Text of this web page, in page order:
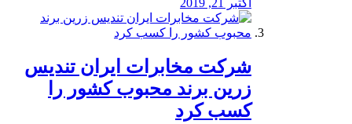
اکتبر 21, 2019
شرکت مخابرات ایران تندیس
زرین برند محبوب کشور را
کسب کرد